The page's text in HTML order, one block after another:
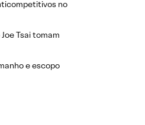
no
Tsai tomam
e escopo